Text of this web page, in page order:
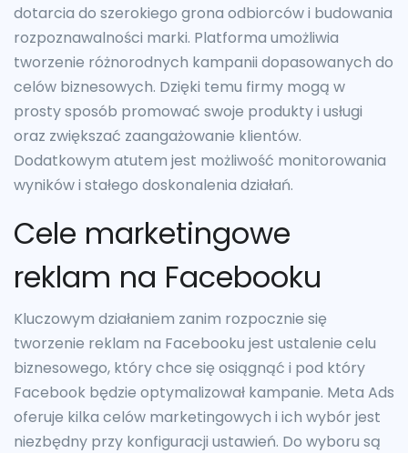
dotarcia do szerokiego grona odbiorców i budowania
rozpoznawalności marki. Platforma umożliwia
tworzenie różnorodnych kampanii dopasowanych do
celów biznesowych. Dzięki temu firmy mogą w
prosty sposób promować swoje produkty i usługi
oraz zwiększać zaangażowanie klientów.
Dodatkowym atutem jest możliwość monitorowania
wyników i stałego doskonalenia działań.
Cele marketingowe
reklam na Facebooku
Kluczowym działaniem zanim rozpocznie się
tworzenie reklam na Facebooku jest ustalenie celu
biznesowego, który chce się osiągnąć i pod który
Facebook będzie optymalizował kampanie. Meta Ads
oferuje kilka celów marketingowych i ich wybór jest
niezbędny przy konfiguracji ustawień. Do wyboru są